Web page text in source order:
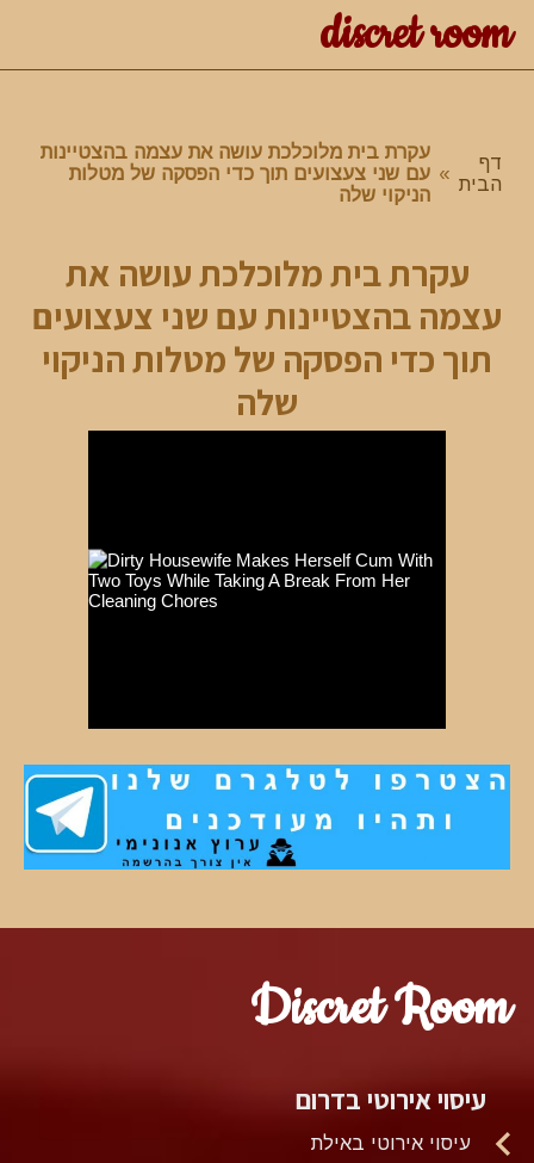
discret room
דף
הבית »
עקרת בית מלוכלכת עושה את עצמה בהצטיינות
עם שני צעצועים תוך כדי הפסקה של מטלות
הניקוי שלה
עקרת בית מלוכלכת עושה את
עצמה בהצטיינות עם שני צעצועים
תוך כדי הפסקה של מטלות הניקוי
שלה
Discret Room
עיסוי אירוטי בדרום
עיסוי אירוטי באילת